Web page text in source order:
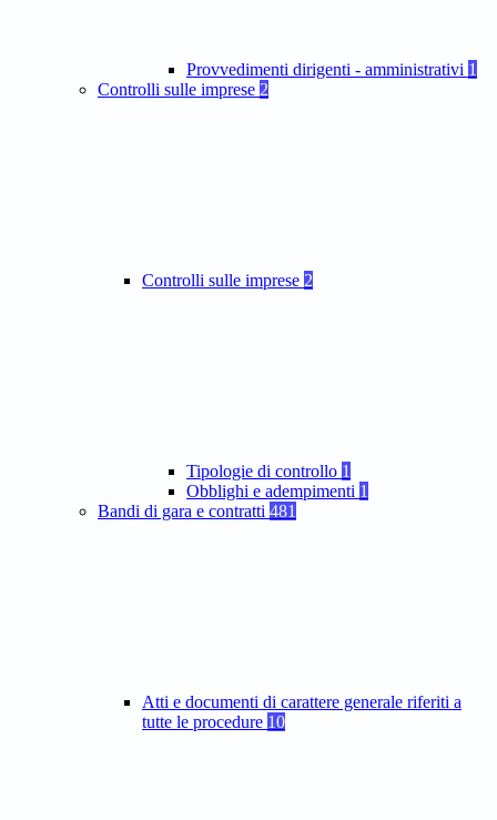
Provvedimenti dirigenti - amministrativi 1
Controlli sulle imprese 2
Controlli sulle imprese 2
Tipologie di controllo 1
Obblighi e adempimenti 1
Bandi di gara e contratti 481
Atti e documenti di carattere generale riferiti a
tutte le procedure 10